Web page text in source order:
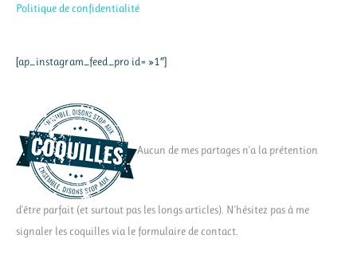
Politique de confidentialité
[ap_instagram_feed_pro id= »1″]
Aucun de mes partages n'a la prétention
d'être parfait (et surtout pas les longs articles). N'hésitez pas à me
signaler les coquilles via le formulaire de contact.